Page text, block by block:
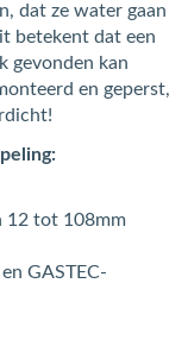
dat ze water gaan
betekent dat een
gevonden kan
en geperst,
12 tot 108mm
GASTEC-